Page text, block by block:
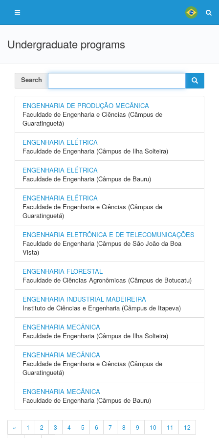
Undergraduate programs
Search
ENGENHARIA DE PRODUÇÃO MECÂNICA
Faculdade de Engenharia e Ciências (Câmpus de
Guaratinguetá)
ENGENHARIA ELÉTRICA
Faculdade de Engenharia (Câmpus de Ilha Solteira)
ENGENHARIA ELÉTRICA
Faculdade de Engenharia (Câmpus de Bauru)
ENGENHARIA ELÉTRICA
Faculdade de Engenharia e Ciências (Câmpus de
Guaratinguetá)
ENGENHARIA ELETRÔNICA E DE TELECOMUNICAÇÕES
Faculdade de Engenharia (Câmpus de São João da Boa
Vista)
ENGENHARIA FLORESTAL
Faculdade de Ciências Agronômicas (Câmpus de Botucatu)
ENGENHARIA INDUSTRIAL MADEIREIRA
Instituto de Ciências e Engenharia (Câmpus de Itapeva)
ENGENHARIA MECÂNICA
Faculdade de Engenharia (Câmpus de Ilha Solteira)
ENGENHARIA MECÂNICA
Faculdade de Engenharia e Ciências (Câmpus de
Guaratinguetá)
ENGENHARIA MECÂNICA
Faculdade de Engenharia (Câmpus de Bauru)
« 1 2 3 4 5 6 7 8 9 10 11
12